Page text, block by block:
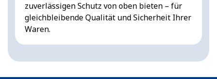
zuverlässigen Schutz von oben bieten – für
gleichbleibende Qualität und Sicherheit Ihrer
Waren.